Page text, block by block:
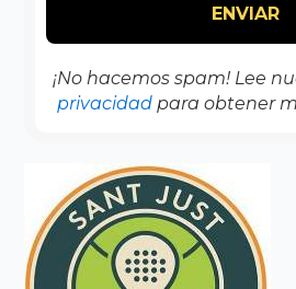
¡No hacemos spam! Lee
privacidad para obtener